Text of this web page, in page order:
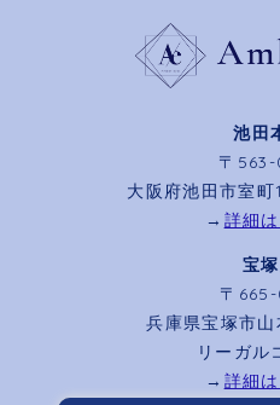
池田
〒
大阪府池田市室
→ 詳細
宝
〒
兵庫県宝塚市山
リーガル
→ 詳細